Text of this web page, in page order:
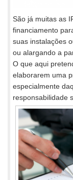
São já muitas as
financiamento
suas instalações
ou alargando a
O que aqui
elaborarem uma
especialmente
responsabilidade